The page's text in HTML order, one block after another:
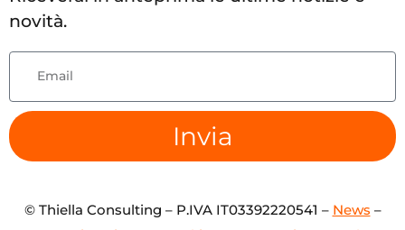
novità.
Invia
© Thiella Consulting – P.IVA IT03392220541 – News –